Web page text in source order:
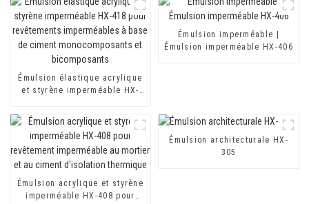
Émulsion élastique acrylique
et styrène imperméable HX-
imperméables à base de
ciment monocomposants et
bicomposants
Émulsion imperméable |
Émulsion imperméable HX-406
Émulsion acrylique et styrène
imperméable HX-408 pour
Émulsion architecturale HX-
305